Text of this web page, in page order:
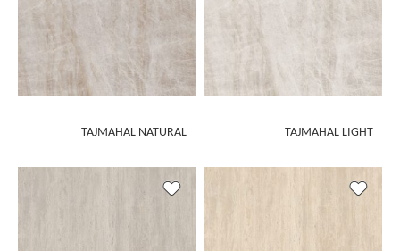
TAJMAHAL LIGHT
TAJMAHAL NATURAL